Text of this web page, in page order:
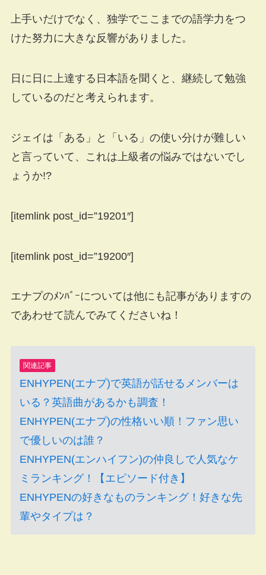
上手いだけでなく、独学でここまでの語学力をつ
けた努力に大きな反響がありました。
日に日に上達する日本語を聞くと、継続して勉強
しているのだと考えられます。
ジェイは「ある」と「いる」の使い分けが難しい
と言っていて、これは上級者の悩みではないでし
ょうか!?
[itemlink post_id=”19201″]
[itemlink post_id=”19200″]
エナプのﾒﾝﾊﾞｰについては他にも記事がありますの
であわせて読んでみてくださいね！
関連記事
ENHYPEN(エナプ)で英語が話せるメンバーは
いる？英語曲があるかも調査！
ENHYPEN(エナプ)の性格いい順！ファン思い
で優しいのは誰？
ENHYPEN(エンハイフン)の仲良しで人気なケ
ミランキング！【エピソード付き】
ENHYPENの好きなものランキング！好きな先
輩やタイプは？